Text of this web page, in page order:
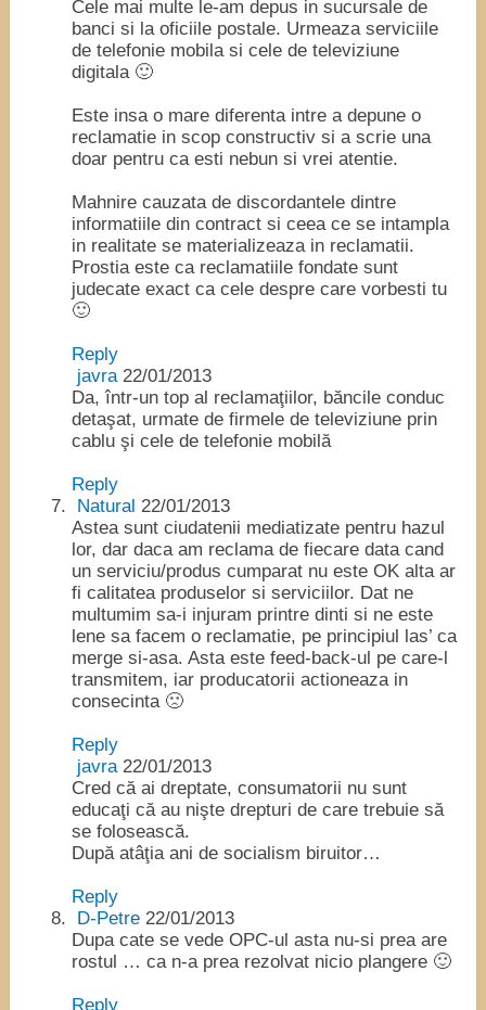
Cele mai multe le-am depus in sucursale de
banci si la oficiile postale. Urmeaza serviciile
de telefonie mobila si cele de televiziune
digitala 🙂
Este insa o mare diferenta intre a depune o
reclamatie in scop constructiv si a scrie una
doar pentru ca esti nebun si vrei atentie.
Mahnire cauzata de discordantele dintre
informatiile din contract si ceea ce se intampla
in realitate se materializeaza in reclamatii.
Prostia este ca reclamatiile fondate sunt
judecate exact ca cele despre care vorbesti tu
🙂
Reply
javra 22/01/2013
Da, într-un top al reclamaţiilor, băncile conduc
detaşat, urmate de firmele de televiziune prin
cablu şi cele de telefonie mobilă
Reply
Natural 22/01/2013
Astea sunt ciudatenii mediatizate pentru hazul
lor, dar daca am reclama de fiecare data cand
un serviciu/produs cumparat nu este OK alta ar
fi calitatea produselor si serviciilor. Dat ne
multumim sa-i injuram printre dinti si ne este
lene sa facem o reclamatie, pe principiul las’ ca
merge si-asa. Asta este feed-back-ul pe care-l
transmitem, iar producatorii actioneaza in
consecinta 🙁
Reply
javra 22/01/2013
Cred că ai dreptate, consumatorii nu sunt
educaţi că au nişte drepturi de care trebuie să
se folosească.
După atâţia ani de socialism biruitor…
Reply
D-Petre 22/01/2013
Dupa cate se vede OPC-ul asta nu-si prea are
rostul … ca n-a prea rezolvat nicio plangere 🙂
Reply